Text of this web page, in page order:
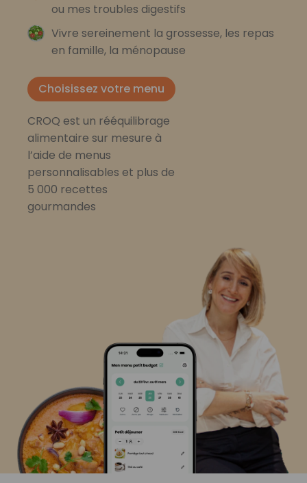
ou mes troubles digestifs
Vivre sereinement la grossesse, les repas
en famille, la ménopause
Choisissez votre menu
CROQ est un rééquilibrage
alimentaire sur mesure à
l’aide de menus
personnalisables et plus de
5 000 recettes
gourmandes